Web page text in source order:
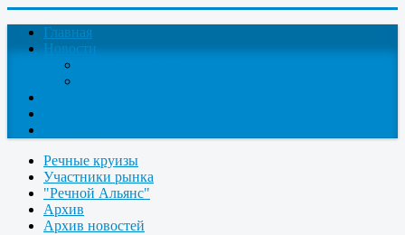
Главная
Новости
Речные круизы
Участники рынка
"Речной Альянс"
Архив
Архив новостей